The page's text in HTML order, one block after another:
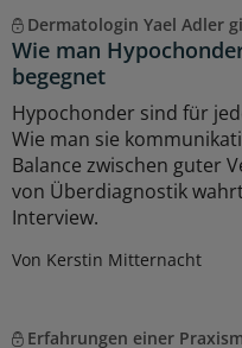
Dermatologin Yael Adler
Wie man
begegnet
Hypochonder sind für
Wie man sie
Balance zwischen guter
von Überdiagnostik
Interview.
Von Kerstin Mitternacht
Erfahrungen einer